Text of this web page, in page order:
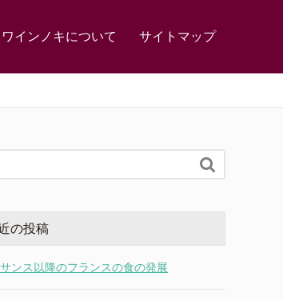
インノキについて サイトマップ

の投稿
ンス以降のフランスの食の発展